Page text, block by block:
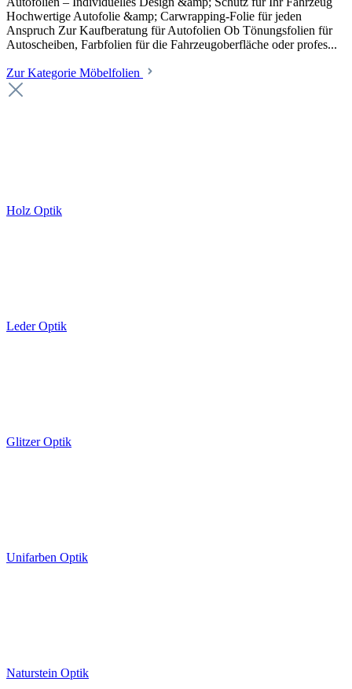
Hochwertige Autofolie &amp; Carwrapping-Folie für jeden
Anspruch Zur Kaufberatung für Autofolien Ob Tönungsfolien für
Autoscheiben, Farbfolien für die Fahrzeugoberfläche oder profes...
Zur Kategorie Möbelfolien
Holz Optik
Leder Optik
Glitzer Optik
Unifarben Optik
Naturstein Optik